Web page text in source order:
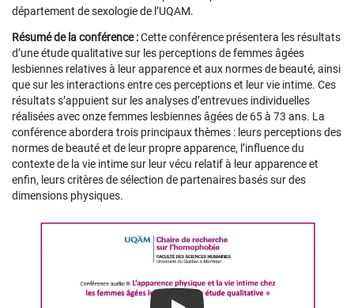
département de sexologie de l’UQAM.
Résumé de la conférence :Cette conférence présentera les résultats
d’une étude qualitative sur les perceptions de femmes âgées
lesbiennes relatives à leur apparence et aux normes de beauté, ainsi
que sur les interactions entre ces perceptions et leur vie intime. Ces
résultats s’appuient sur les analyses d’entrevues individuelles
réalisées avec onze femmes lesbiennes âgées de 65 à 73 ans. La
conférence abordera trois principaux thèmes : leurs perceptions des
normes de beauté et de leur propre apparence, l’influence du
contexte de la vie intime sur leur vécu relatif à leur apparence et
enfin, leurs critères de sélection de partenaires basés sur des
dimensions physiques.